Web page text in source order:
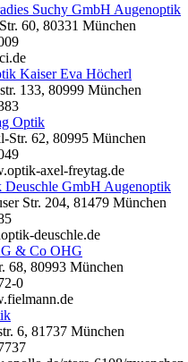
Suchy GmbH Augenoptik
60, 80331 München
Kaiser Eva Höcherl
133, 80999 München
Optik
Str. 62, 80995 München
axel-freytag.de
Deuschle GmbH Augenoptik
Str. 204, 81479 München
deuschle.de
& Co OHG
68, 80993 München
0
6, 81737 München